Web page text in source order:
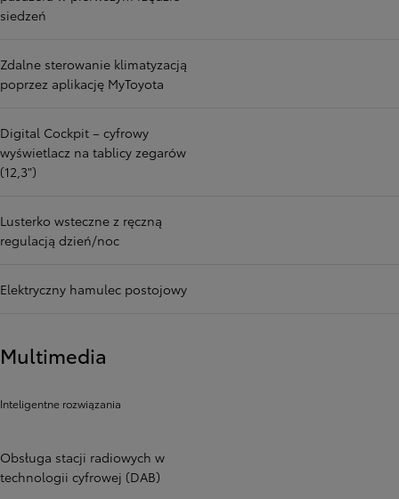
siedzeń
Zdalne sterowanie klimatyzacją
poprzez aplikację MyToyota
Digital Cockpit – cyfrowy
wyświetlacz na tablicy zegarów
(12,3")
Lusterko wsteczne z ręczną
regulacją dzień/noc
Elektryczny hamulec postojowy
Multimedia
Inteligentne rozwiązania
Obsługa stacji radiowych w
technologii cyfrowej (DAB)